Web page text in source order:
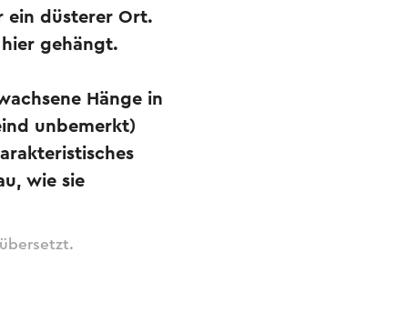
ein düsterer Ort.
gehängt.
Hänge in
unbemerkt)
wie sie